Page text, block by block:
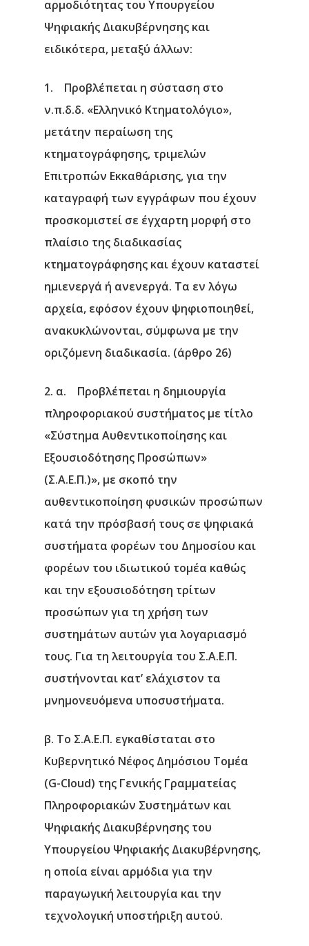
αρμοδιότητας του Υπουργείου
Ψηφιακής Διακυβέρνησης και
ειδικότερα, μεταξύ άλλων:
1. Προβλέπεται η σύσταση στο
ν.π.δ.δ. «Ελληνικό Κτηματολόγιο»,
μετάτην περαίωση της
κτηματογράφησης, τριμελών
Επιτροπών Εκκαθάρισης, για την
καταγραφή των εγγράφων που έχουν
προσκομιστεί σε έγχαρτη μορφή στο
πλαίσιο της διαδικασίας
κτηματογράφησης και έχουν καταστεί
ημιενεργά ή ανενεργά. Τα εν λόγω
αρχεία, εφόσον έχουν ψηφιοποιηθεί,
ανακυκλώνονται, σύμφωνα με την
οριζόμενη διαδικασία. (άρθρο 26)
2. α. Προβλέπεται η δημιουργία
πληροφοριακού συστήματος με τίτλο
«Σύστημα Αυθεντικοποίησης και
Εξουσιοδότησης Προσώπων»
(Σ.Α.Ε.Π.)», με σκοπό την
αυθεντικοποίηση φυσικών προσώπων
κατά την πρόσβασή τους σε ψηφιακά
συστήματα φορέων του Δημοσίου και
φορέων του ιδιωτικού τομέα καθώς
και την εξουσιοδότηση τρίτων
προσώπων για τη χρήση των
συστημάτων αυτών για λογαριασμό
τους. Για τη λειτουργία του Σ.Α.Ε.Π.
συστήνονται κατ’ ελάχιστον τα
μνημονευόμενα υποσυστήματα.
β. Το Σ.Α.Ε.Π. εγκαθίσταται στο
Κυβερνητικό Νέφος Δημόσιου Τομέα
(G-Cloud) της Γενικής Γραμματείας
Πληροφοριακών Συστημάτων και
Ψηφιακής Διακυβέρνησης του
Υπουργείου Ψηφιακής Διακυβέρνησης,
η οποία είναι αρμόδια για την
παραγωγική λειτουργία και την
τεχνολογική υποστήριξη αυτού.